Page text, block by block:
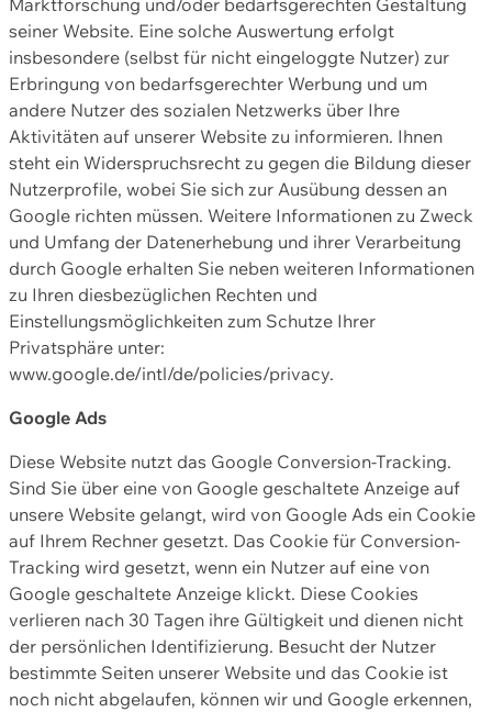
Marktforschung und/oder bedarfsgerechten Gestaltung
seiner Website. Eine solche Auswertung erfolgt
insbesondere (selbst für nicht eingeloggte Nutzer) zur
Erbringung von bedarfsgerechter Werbung und um
andere Nutzer des sozialen Netzwerks über Ihre
Aktivitäten auf unserer Website zu informieren. Ihnen
steht ein Widerspruchsrecht zu gegen die Bildung dieser
Nutzerprofile, wobei Sie sich zur Ausübung dessen an
Google richten müssen. Weitere Informationen zu Zweck
und Umfang der Datenerhebung und ihrer Verarbeitung
durch Google erhalten Sie neben weiteren Informationen
zu Ihren diesbezüglichen Rechten und
Einstellungsmöglichkeiten zum Schutze Ihrer
Privatsphäre unter:
www.google.de/intl/de/policies/privacy.
Google Ads
Diese Website nutzt das Google Conversion-Tracking.
Sind Sie über eine von Google geschaltete Anzeige auf
unsere Website gelangt, wird von Google Ads ein Cookie
auf Ihrem Rechner gesetzt. Das Cookie für Conversion-
Tracking wird gesetzt, wenn ein Nutzer auf eine von
Google geschaltete Anzeige klickt. Diese Cookies
verlieren nach 30 Tagen ihre Gültigkeit und dienen nicht
der persönlichen Identifizierung. Besucht der Nutzer
bestimmte Seiten unserer Website und das Cookie ist
noch nicht abgelaufen, können wir und Google erkennen,